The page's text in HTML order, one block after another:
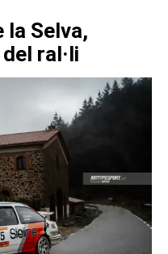
la Selva,
ral·li